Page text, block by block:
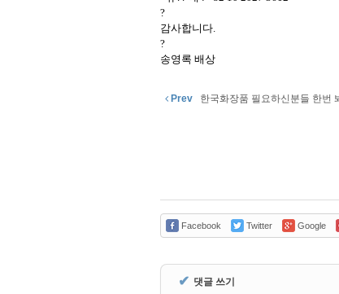
?
감사합니다.
?
송영록 배상
Prev 한국화장품 필요하신분들 한번
Facebook Twitter Google
✔ 댓글 쓰기